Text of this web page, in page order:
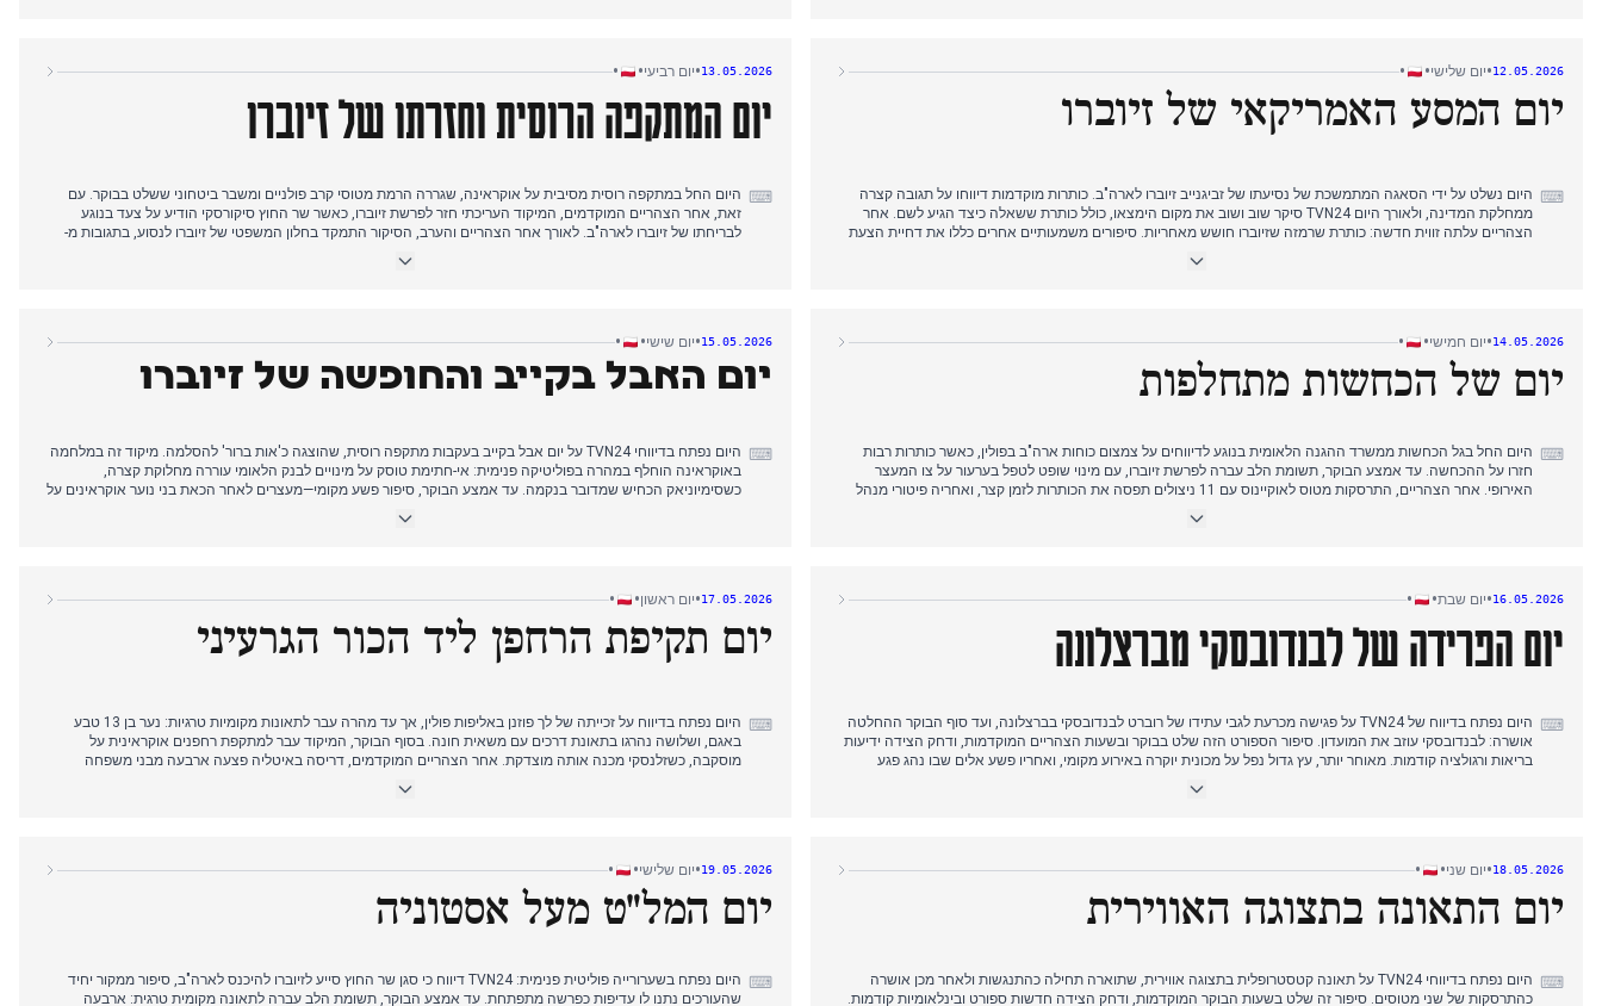
12.05.2026
•יום שלישי•
•
יום המסע האמריקאי של זיוברו
⌨ היום נשלט על ידי הסאגה המתמשכת של נסיעתו של זביגנייב זיוברו לארה"ב. כותרות מוקדמות דיווחו על תגובה קצרה
ממחלקת המדינה, ולאורך היום TVN24 סיקר שוב ושוב את מקום הימצאו, כולל כותרת ששאלה כיצד הגיע לשם. אחר
הצהריים עלתה זווית חדשה: כותרת שרמזה שזיוברו חושש מאחריות. סיפורים משמעותיים אחרים כללו את דחיית הצעת
בערב, זעקתה של האחות חמלבסקה נגד החלטה 'שערורייתית' העבירה את המיקוד לנושא מוסרי. הסיקור של היום
13.05.2026
•יום רביעי•
•
יום המתקפה הרוסית וחזרתו של זיוברו
⌨ היום החל במתקפה רוסית מסיבית על אוקראינה, שגררה הרמת מטוסי קרב פולניים ומשבר ביטחוני ששלט בבוקר. עם
זאת, אחר הצהריים המוקדמים, המיקוד העריכתי חזר לפרשת זיוברו, כאשר שר החוץ סיקורסקי הודיע על צעד בנוגע
לבריחתו של זיוברו לארה"ב. לאורך אחר הצהריים והערב, הסיקור התמקד בחלון המשפטי של זיוברו לנסוע, בתגובות מ-
המכיר בילד כבעל שלושה הורים, וירי לילי בלובין. הסיקור מראה שהעורכים נתנו עדיפות לפרשת זיוברו על פני משבר
14.05.2026
•יום חמישי•
•
יום של הכחשות מתחלפות
⌨ היום החל בגל הכחשות ממשרד ההגנה הלאומית בנוגע לדיווחים על צמצום כוחות ארה"ב בפולין, כאשר כותרות רבות
חזרו על ההכחשה. עד אמצע הבוקר, תשומת הלב עברה לפרשת זיוברו, עם מינוי שופט לטפל בערעור על צו המעצר
האירופי. אחר הצהריים, התרסקות מטוס לאוקיינוס עם 11 ניצולים תפסה את הכותרות לזמן קצר, ואחריה פיטורי מנהל
חשיפת מסמך של צ'רזאסטי. דפוס העריכה של היום מראה רצף מהיר של סיפורים נפרדים, כל אחד דוחק את קודמו, ללא
15.05.2026
•יום שישי•
•
יום האבל בקייב והחופשה של זיוברו
⌨
היום נפתח בדיווחי TVN24 על יום אבל בקייב בעקבות מתקפה רוסית, שהוצגה כ'אות ברור' להסלמה. מיקוד זה במלחמה
באוקראינה הוחלף במהרה בפוליטיקה פנימית: אי-חתימת טוסק על מינויים לבנק הלאומי עוררה מחלוקת קצרה,
כשסימיוניאק הכחיש שמדובר בנקמה. עד אמצע הבוקר, סיפור פשע מקומי—מעצרים לאחר הכאת בני נוער אוקראינים על
עם דיווחים שקצ'ינסקי איבד שליטה על זיוברו, ואחריהם הכנות אמריקאיות למלחמה ופגיעת ברק בגבעת גייבונט. הערב
16.05.2026
•יום שבת•
•
יום הפרידה של לבנדובסקי מברצלונה
⌨
היום נפתח בדיווח של TVN24 על פגישה מכרעת לגבי עתידו של רוברט לבנדובסקי בברצלונה, ועד סוף הבוקר ההחלטה
אושרה: לבנדובסקי עוזב את המועדון. סיפור הספורט הזה שלט בבוקר ובשעות הצהריים המוקדמות, ודחק הצידה ידיעות
בריאות ורגולציה קודמות. מאוחר יותר, עץ גדול נפל על מכונית יוקרה באירוע מקומי, ואחריו פשע אלים שבו נהג פגע
מראה תעדוף ברור של ספורט על פני סיפורים אחרים, כשהעזיבה של לבנדובסקי והתואר של לך מסגרים את הנרטיב של
17.05.2026
•יום ראשון•
•
יום תקיפת הרחפן ליד הכור הגרעיני
⌨
היום נפתח בדיווח על זכייתה של לך פוזנן באליפות פולין, אך עד מהרה עבר לתאונות מקומיות טרגיות: נער בן 13 טבע
באגם, ושלושה נהרגו בתאונת דרכים עם משאית חונה. בסוף הבוקר, המיקוד עבר למתקפת רחפנים אוקראינית על
מוסקבה, כשזלנסקי מכנה אותה מוצדקת. אחר הצהריים המוקדמים, דריסה באיטליה פצעה ארבעה מבני משפחה
טראמפ. דפוס העריכה מראה מעבר מהיר בין סיפורים, כשתקיפת הרחפן ליד הכור הגרעיני מתגלה כאירוע הבינלאומי
18.05.2026
•יום שני•
•
יום התאונה בתצוגה האווירית
⌨
היום נפתח בדיווחי TVN24 על תאונה קטסטרופלית בתצוגה אווירית, שתוארה תחילה כהתנגשות ולאחר מכן אושרה
כהתרסקות של שני מטוסים. סיפור זה שלט בשעות הבוקר המוקדמות, ודחק הצידה חדשות ספורט ובינלאומיות קודמות.
19.05.2026
•יום שלישי•
•
יום המל"ט מעל אסטוניה
⌨
היום נפתח בשערורייה פוליטית פנימית: TVN24 דיווח כי סגן שר החוץ סייע לזיוברו להיכנס לארה"ב, סיפור ממקור יחיד
שהעורכים נתנו לו עדיפות כפרשה מתפתחת. עד אמצע הבוקר, תשומת הלב עברה לתאונה מקומית טרגית: ארבעה